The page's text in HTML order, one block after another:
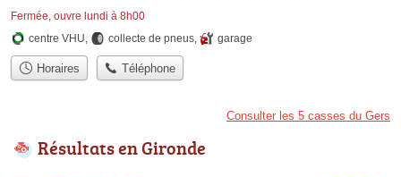
Fermée, ouvre lundi à 8h00
centre VHU collecte de pneus garage
Horaires Téléphone
Consulter les 5 casses du Gers
Résultats en Gironde